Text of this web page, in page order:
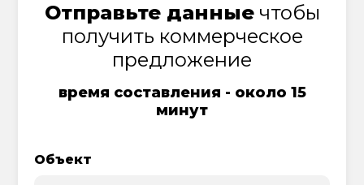
Отправьте данныечтобы
получить коммерческое
предложение
время составления - около 15
минут
Объект